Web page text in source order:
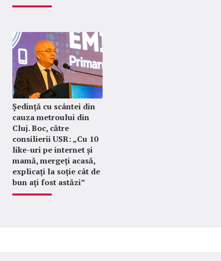
Ședință cu scântei din
cauza metroului din
Cluj. Boc, către
consilierii USR: „Cu 10
like-uri pe internet și
mamă, mergeți acasă,
explicați la soție cât de
bun ați fost astăzi”